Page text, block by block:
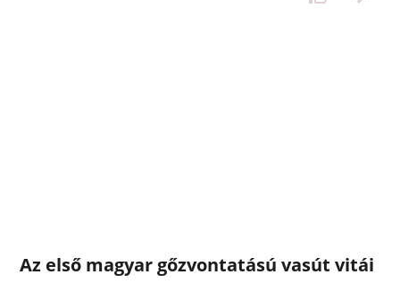
Az első magyar gőzvontatású vasút vitái